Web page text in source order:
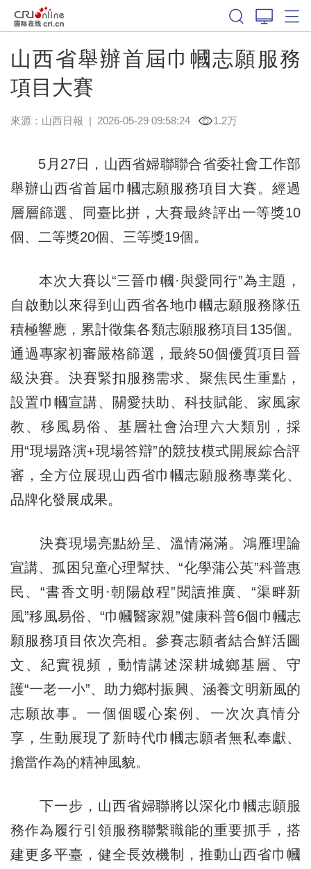
山西省舉辦首屆巾幗志願服務
項目大賽
來源： 山西日報 | 2026-05-29 09:58:24 1.2万
5月27日，山西省婦聯聯合省委社會工作部
舉辦山西省首屆巾幗志願服務項目大賽。經過
層層篩選、同臺比拼，大賽最終評出一等獎10
個、二等獎20個、三等獎19個。
本次大賽以“三晉巾幗·與愛同行”為主題，
自啟動以來得到山西省各地巾幗志願服務隊伍
積極響應，累計徵集各類志願服務項目135個。
通過專家初審嚴格篩選，最終50個優質項目晉
級決賽。決賽緊扣服務需求、聚焦民生重點，
設置巾幗宣講、關愛扶助、科技賦能、家風家
教、移風易俗、基層社會治理六大類別，採
用“現場路演+現場答辯”的競技模式開展綜合評
審，全方位展現山西省巾幗志願服務專業化、
品牌化發展成果。
決賽現場亮點紛呈、溫情滿滿。鴻雁理論
宣講、孤困兒童心理幫扶、“化學蒲公英”科普惠
民、“書香文明·朝陽啟程”閱讀推廣、“渠畔新
風”移風易俗、“巾幗醫家親”健康科普6個巾幗志
願服務項目依次亮相。參賽志願者結合鮮活圖
文、紀實視頻，動情講述深耕城鄉基層、守
護“一老一小”、助力鄉村振興、涵養文明新風的
志願故事。一個個暖心案例、一次次真情分
享，生動展現了新時代巾幗志願者無私奉獻、
擔當作為的精神風貌。
下一步，山西省婦聯將以深化巾幗志願服
務作為履行引領服務聯繫職能的重要抓手，搭
建更多平臺，健全長效機制，推動山西省巾幗